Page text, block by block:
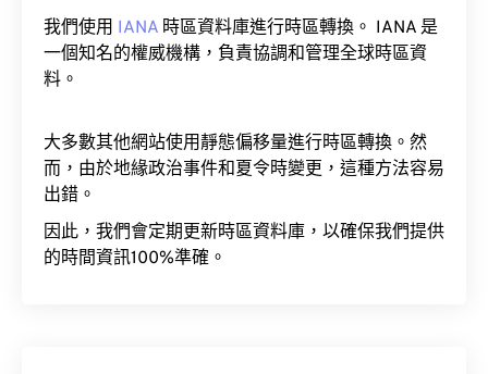
我們使用 IANA 時區資料庫進行時區轉換。 IANA 是
一個知名的權威機構，負責協調和管理全球時區資
料。
大多數其他網站使用靜態偏移量進行時區轉換。然
而，由於地緣政治事件和夏令時變更，這種方法容易
出錯。
因此，我們會定期更新時區資料庫，以確保我們提供
的時間資訊100%準確。